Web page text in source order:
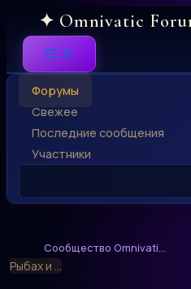
content
Форумы
Свежее
Последние сообщения
Участники
Сообщество Omnivati...
Рыбах и ...